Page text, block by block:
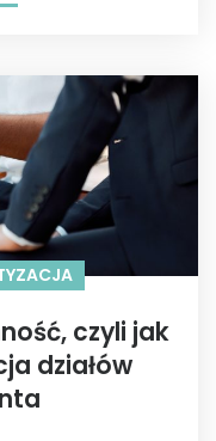
czyli jak
działów